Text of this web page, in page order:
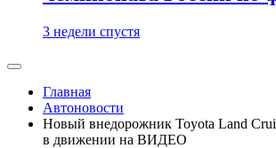
3 недели спустя
Главная
Автоновости
Новый внедорожник Toyota Land
в движении на ВИДЕО